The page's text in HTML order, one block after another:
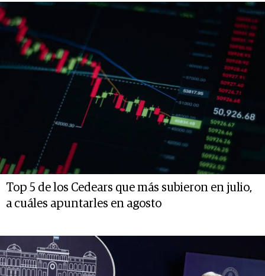
Top 5 de los Cedears que más subieron en julio,
a cuáles apuntarles en agosto